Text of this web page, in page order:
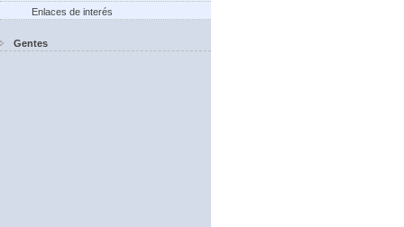
Enlaces de interés
Gentes